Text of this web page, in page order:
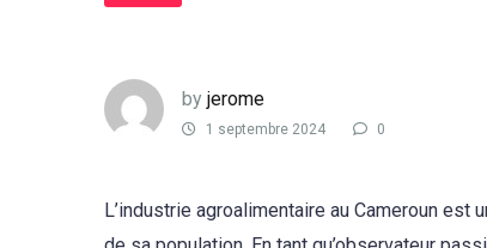
by jerome
1 septembre 2024 0
L’industrie agroalimentaire au Cameroun